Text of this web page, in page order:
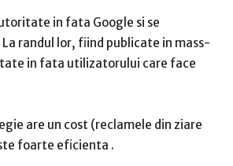
in fata Google si se
La randul lor, fiind publicate in mass-
in fata utilizatorului care face
are un cost (reclamele din ziare
foarte eficienta .